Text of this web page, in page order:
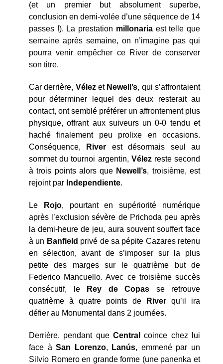
(et un premier but absolument superbe,
conclusion en demi-volée d’une séquence de 14
passes !). La prestation millonariaest telle que
semaine après semaine, on n’imagine pas qui
pourra venir empêcher ce River de conserver
son titre.
Car derrière, Vélezet Newell’s, qui s’affrontaient
pour déterminer lequel des deux resterait au
contact, ont semblé préférer un affrontement plus
physique, offrant aux suiveurs un 0-0 tendu et
haché finalement peu prolixe en occasions.
Conséquence,
River est désormais seul au
sommet du tournoi argentin, Vélezreste second
à trois points alors que Newell’s, troisième, est
rejoint par Independiente.
Le Rojo, pourtant en supériorité numérique
après l’exclusion sévère de Prichoda peu après
la demi-heure de jeu, aura souvent souffert face
à un Banfield privé de sa pépite Cazares retenu
en sélection, avant de s’imposer sur la plus
petite des marges sur le quatrième but de
Federico Mancuello. Avec ce troisième succès
consécutif, le
Rey de Copas se retrouve
quatrième à quatre points de
River qu’il ira
défier au Monumental dans 2 journées.
Derrière, pendant que Central
coince chez lui
face àSan Lorenzo, Lanús, emmené par un
Silvio Romero en grande forme (une panenka et